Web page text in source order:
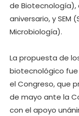
de Biotecnología),
aniversario, y SEM
Microbiología).
La propuesta de
biotecnológico fue
el Congreso, que
de mayo ante la
con el apoyo